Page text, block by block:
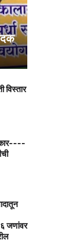
विस्तार
जणांवर